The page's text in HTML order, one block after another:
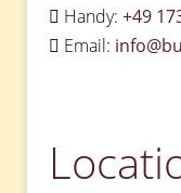
Handy: +49
Email: